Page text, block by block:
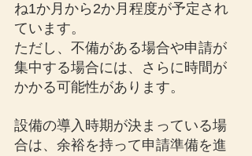
ね1か月から2か月程度が予定され
ています。
ただし、不備がある場合や申請が
集中する場合には、さらに時間が
かかる可能性があります。
設備の導入時期が決まっている場
合は、余裕を持って申請準備を進